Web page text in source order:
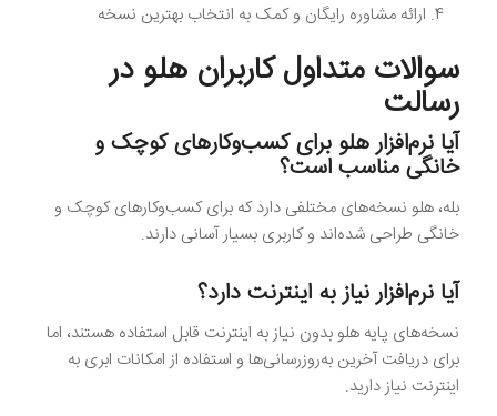
ارائه مشاوره رایگان و کمک به انتخاب بهترین نسخه
سوالات متداول کاربران هلو در
رسالت
آیا نرم‌افزار هلو برای کسب‌وکارهای کوچک و
خانگی مناسب است؟
بله، هلو نسخه‌های مختلفی دارد که برای کسب‌وکارهای کوچک و
خانگی طراحی شده‌اند و کاربری بسیار آسانی دارند.
آیا نرم‌افزار نیاز به اینترنت دارد؟
نسخه‌های پایه هلو بدون نیاز به اینترنت قابل استفاده هستند، اما
برای دریافت آخرین به‌روزرسانی‌ها و استفاده از امکانات ابری به
اینترنت نیاز دارید.